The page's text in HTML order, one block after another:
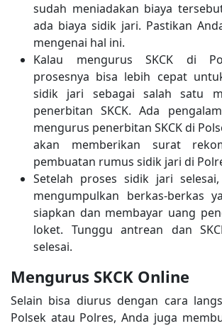
sudah meniadakan biaya
ada biaya sidik jari. Pastikan
mengenai hal ini.
Kalau mengurus SKCK di
prosesnya bisa lebih cepat
sidik jari sebagai salah satu
penerbitan SKCK. Ada
mengurus penerbitan SKCK di
akan memberikan surat
pembuatan rumus sidik jari di
Setelah proses sidik jari
mengumpulkan berkas-berkas
siapkan dan membayar uang
loket. Tunggu antrean dan
selesai.
Mengurus SKCK Online
Selain bisa diurus dengan cara
Polsek atau Polres, Anda juga